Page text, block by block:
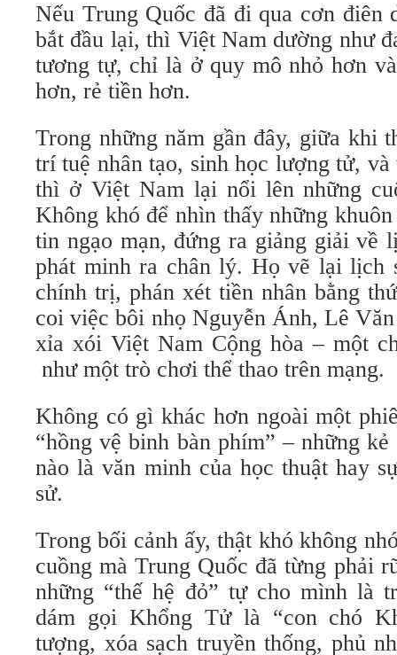
Nếu Trung Quốc đã đi qua cơn điên
bắt đầu lại, thì Việt Nam dường như
tương tự, chỉ là ở quy mô nhỏ hơn
hơn, rẻ tiền hơn.
Trong những năm gần đây, giữa khi
trí tuệ nhân tạo, sinh học lượng tử, và
thì ở Việt Nam lại nổi lên những
Không khó để nhìn thấy những
tin ngạo mạn, đứng ra giảng giải về
phát minh ra chân lý. Họ vẽ lại lịch
chính trị, phán xét tiền nhân bằng
coi việc bôi nhọ Nguyễn Ánh, Lê
xỉa xói Việt Nam Cộng hòa – một
như một trò chơi thể thao trên mạng.
Không có gì khác hơn ngoài một
“hồng vệ binh bàn phím” – những
nào là văn minh của học thuật hay
sử.
Trong bối cảnh ấy, thật khó không
cuồng mà Trung Quốc đã từng phải
những “thế hệ đỏ” tự cho mình là
dám gọi Khổng Tử là “con chó
tượng, xóa sạch truyền thống, phủ